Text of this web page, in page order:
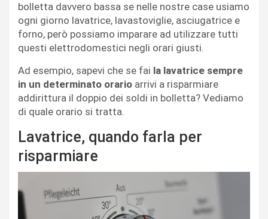
bolletta davvero bassa se nelle nostre case usiamo
ogni giorno lavatrice, lavastoviglie, asciugatrice e
forno, però possiamo imparare ad utilizzare tutti
questi elettrodomestici negli orari giusti.
Ad esempio, sapevi che se fai la lavatrice sempre
in un determinato orario arrivi a risparmiare
addirittura il doppio dei soldi in bolletta? Vediamo
di quale orario si tratta.
Lavatrice, quando farla per
risparmiare